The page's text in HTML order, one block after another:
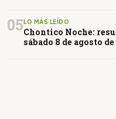
05 LO MÁS LEÍDO
Chontico Noche:
sábado 8 de agosto